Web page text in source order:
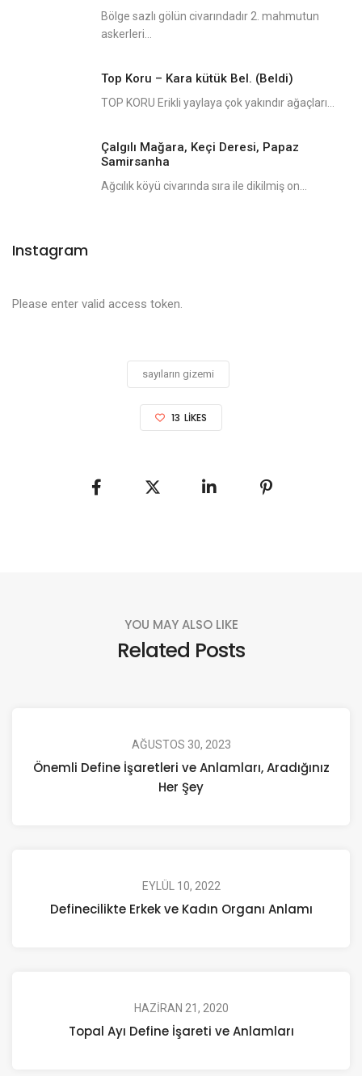
Bölge sazlı gölün civarındadır 2. mahmutun
askerleri...
Top Koru – Kara kütük Bel. (Beldi)
TOP KORU Erikli yaylaya çok yakındır ağaçları...
Çalgılı Mağara, Keçi Deresi, Papaz
Samirsanha
Ağcılık köyü civarında sıra ile dikilmiş on...
Instagram
Please enter valid access token.
sayıların gizemi
13 LIKES
YOU MAY ALSO LIKE
Related Posts
AĞUSTOS 30, 2023
Önemli Define İşaretleri ve Anlamları, Aradığınız
Her Şey
EYLÜL 10, 2022
Definecilikte Erkek ve Kadın Organı Anlamı
HAZIRAN 21, 2020
Topal Ayı Define İşareti ve Anlamları